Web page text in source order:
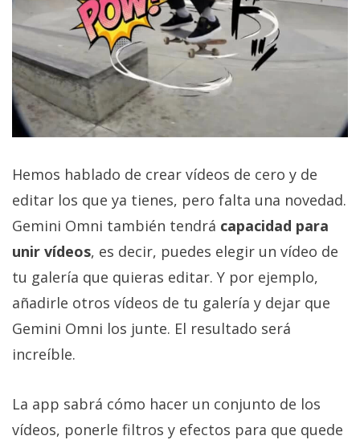
Hemos hablado de crear vídeos de cero y de
editar los que ya tienes, pero falta una novedad.
Gemini Omni también tendrá capacidad para
unir vídeos, es decir, puedes elegir un vídeo de
tu galería que quieras editar. Y por ejemplo,
añadirle otros vídeos de tu galería y dejar que
Gemini Omni los junte. El resultado será
increíble.
La app sabrá cómo hacer un conjunto de los
vídeos, ponerle filtros y efectos para que quede